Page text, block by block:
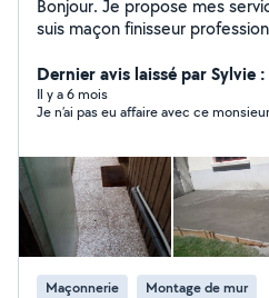
Bonjour. Je propose mes
suis maçon finisseur professionnel 18 ans
placo. peinture. Ragreage.
parement. terrasse.....
Dernier avis laissé par Sylvie
Il y a 6 mois
Je n’ai pas eu affaire avec ce monsieur
Maçonnerie Montage de mur